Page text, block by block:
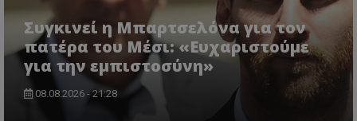
Συγκινεί η Μπαρτσελόνα για τον
πατέρα του Μέσι: «Ευχαριστούμε
για την εμπιστοσύνη»
08.08.2026 - 21:28